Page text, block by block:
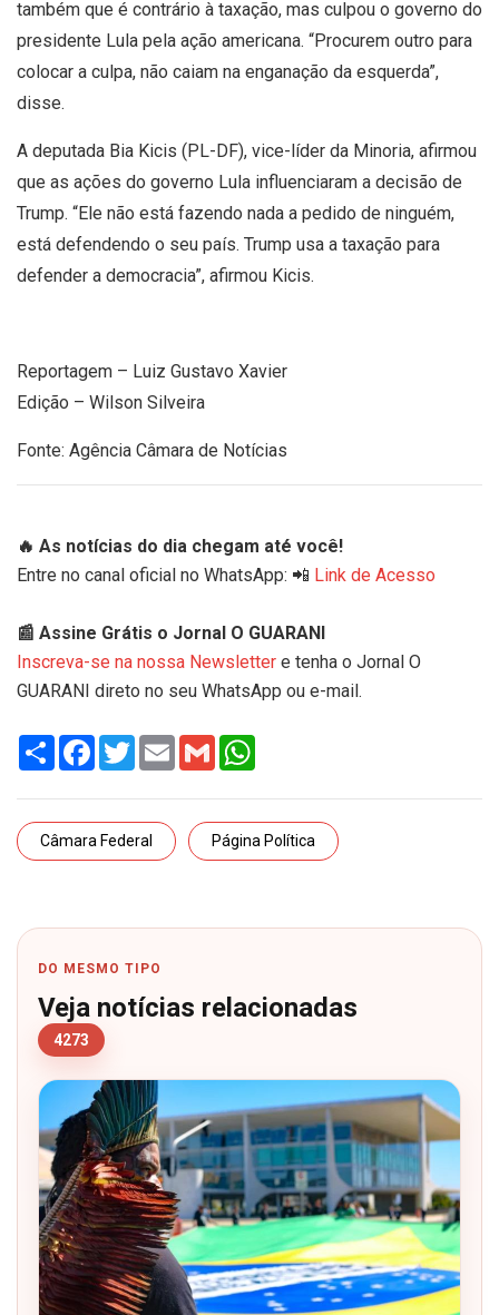
também que é contrário à taxação, mas culpou o governo do
presidente Lula pela ação americana. “Procurem outro para
colocar a culpa, não caiam na enganação da esquerda”,
disse.
A deputada Bia Kicis (PL-DF), vice-líder da Minoria, afirmou
que as ações do governo Lula influenciaram a decisão de
Trump. “Ele não está fazendo nada a pedido de ninguém,
está defendendo o seu país. Trump usa a taxação para
defender a democracia”, afirmou Kicis.
Reportagem – Luiz Gustavo Xavier
Edição – Wilson Silveira
Fonte: Agência Câmara de Notícias
🔥 As notícias do dia chegam até você!
Entre no canal oficial no WhatsApp: 📲 Link de Acesso
📰 Assine Grátis o Jornal O GUARANI
Inscreva-se na nossa Newsletter e tenha o Jornal O
GUARANI direto no seu WhatsApp ou e-mail.
Share Facebook
TwitterEmail Gmail
Câmara Federal Página Política
DO MESMO TIPO
Veja notícias relacionadas
4273